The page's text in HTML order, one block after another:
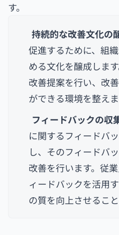
す。
持続的な改善文化の
促進するために、組
める文化を醸成しま
改善提案を行い、改
ができる環境を整えま
フィードバックの収
に関するフィードバ
し、そのフィードバ
改善を行います。従
ィードバックを活用
の質を向上させること